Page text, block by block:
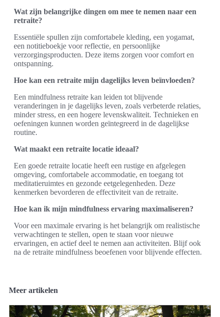
Wat zijn belangrijke dingen om mee te nemen naar een
retraite?
Essentiële spullen zijn comfortabele kleding, een yogamat,
een notitieboekje voor reflectie, en persoonlijke
verzorgingsproducten. Deze items zorgen voor comfort en
ontspanning.
Hoe kan een retraite mijn dagelijks leven beïnvloeden?
Een mindfulness retraite kan leiden tot blijvende
veranderingen in je dagelijks leven, zoals verbeterde relaties,
minder stress, en een hogere levenskwaliteit. Technieken en
oefeningen kunnen worden geïntegreerd in de dagelijkse
routine.
Wat maakt een retraite locatie ideaal?
Een goede retraite locatie heeft een rustige en afgelegen
omgeving, comfortabele accommodatie, en toegang tot
meditatieruimtes en gezonde eetgelegenheden. Deze
kenmerken bevorderen de effectiviteit van de retraite.
Hoe kan ik mijn mindfulness ervaring maximaliseren?
Voor een maximale ervaring is het belangrijk om realistische
verwachtingen te stellen, open te staan voor nieuwe
ervaringen, en actief deel te nemen aan activiteiten. Blijf ook
na de retraite mindfulness beoefenen voor blijvende effecten.
Meer artikelen